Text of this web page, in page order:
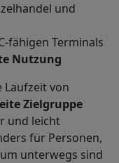
und
fähigen Terminals
Nutzung
Laufzeit von
Zielgruppe
und leicht
für Personen,
unterwegs sind